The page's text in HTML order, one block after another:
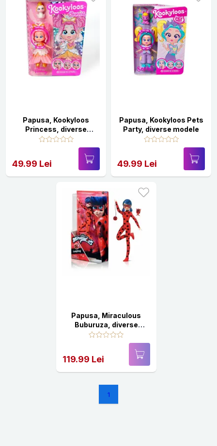
Papusa, Kookyloos
Princess, diverse
modele
49.99 Lei
Papusa, Kookyloos Pets
Party, diverse modele
49.99 Lei
Papusa, Miraculous
Buburuza, diverse
modele, 30 cm
119.99 Lei
1